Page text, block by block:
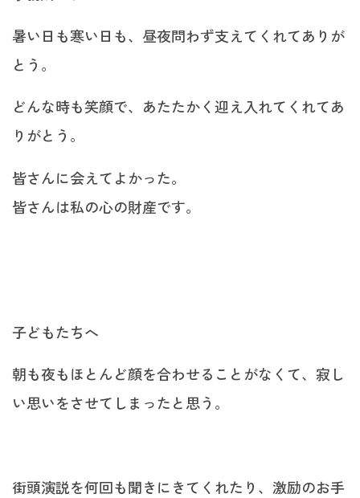
暑い日も寒い日も、昼夜問わず支えてくれてありが
とう。
どんな時も笑顔で、あたたかく迎え入れてくれてあ
りがとう。
皆さんに会えてよかった。
皆さんは私の心の財産です。
子どもたちへ
朝も夜もほとんど顔を合わせることがなくて、寂し
い思いをさせてしまったと思う。
街頭演説を何回も聞きにきてくれたり、激励のお手